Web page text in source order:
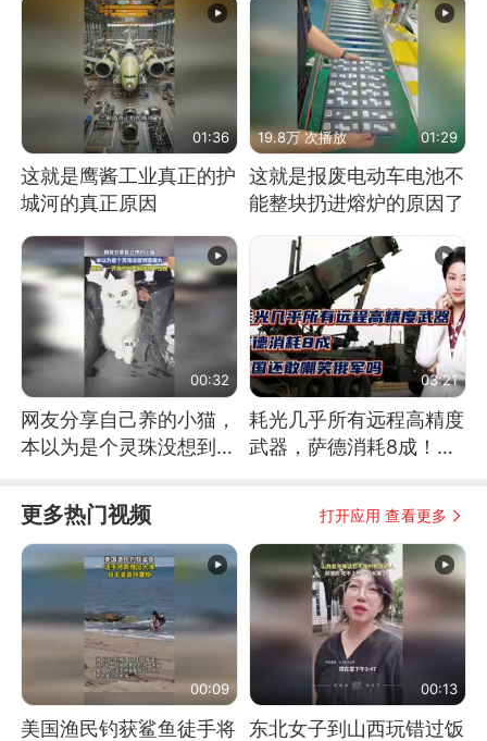
01:36
这就是鹰酱工业真正的护
城河的真正原因
19.8万 次播放 01:29
这就是报废电动车电池不
能整块扔进熔炉的原因了
00:32
网友分享自己养的小猫，
本以为是个灵珠没想到是
03:21
耗光几乎所有远程高精度
武器，萨德消耗8成！美
更多热门视频 打开应用 查看更多
00:09
美国渔民钓获鲨鱼徒手将
00:13
东北女子到山西玩错过饭